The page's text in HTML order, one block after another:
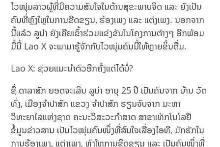
ໄວໜຸ່ມລາວຜູ້ທີ່ມີຄວາມສົນໃຈໃນດ້ານສຸຂະພາບຈິດ ແລະ ຍັງເປັນ
ຄົນທີ່ຫຼົງໃຫຼໃນການຂີດຂຽນ, ຮ້ອງເພງ ແລະ ແຕ່ງເພງ. ນອກຈາກ
ນີ້ແລ້ວ ລູນ່າ ຍັງເຄີຍເຂົ້າຮ່ວມແຂ່ງຂັນໃນໂຄງການຕ່າງໆ ອີກພ້ອມ
ມື້ນີ້ Lao X ຈະພາມາຮູ້ຈັກກັບໄວໜຸ່ມຄົນນີ້ໃຫ້ຫຼາຍຂຶ້ນຕື່ມ.
Lao X: ຊ່ວຍແນະນໍາຕົວອີກຄັ້ງແດ່ໄດ້ບໍ່?
ຊື່ ດາລາສັກ ຍອດຈະເລີນ ລູນ່າ ອາຍຸ 25 ປີ ເປັນຄົນຈາກ ບ້ານ ວັດ
ທົ່ງ, ເມືອງຈຳປາສັກ ແຂວງ ຈຳປາສັກ ຮຽນຈົບຈາກ ມະຫາ
ວິທະຍາໄລແຫ່ງຊາດ ຄະນະວິສະວະກຳສາດ ສາຂາເທັກໂນໂລຢີ
ຂໍ້ມູນຂ່າວສານ ເປັນໄວໜຸ່ມຄົນໜຶ່ງທີ່ສົນໃຈເລື່ອງໄອທີ, ມັກຮັກໃນ
ການຮ້ອງເພງ, ແຕ່ງເພງ, ຫຼົງໃຫຼການຂີດຂຽນ ແລະ ເປັນຄົນໜຶ່ງທີ່